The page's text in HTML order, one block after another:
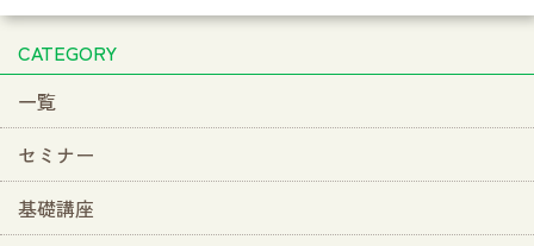
CATEGORY
一覧
セミナー
基礎講座